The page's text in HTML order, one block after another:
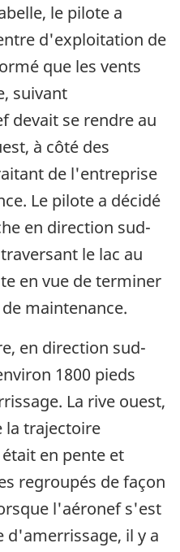
le pilote a
d'exploitation de
que les vents
suivant
devait se rendre au
à côté des
de l'entreprise
Le pilote a décidé
en direction sud-
le lac au
en vue de terminer
maintenance.
en direction sud-
1800 pieds
La rive ouest,
la trajectoire
en pente et
regroupés de façon
l'aéronef s'est
d'amerrissage, il y a